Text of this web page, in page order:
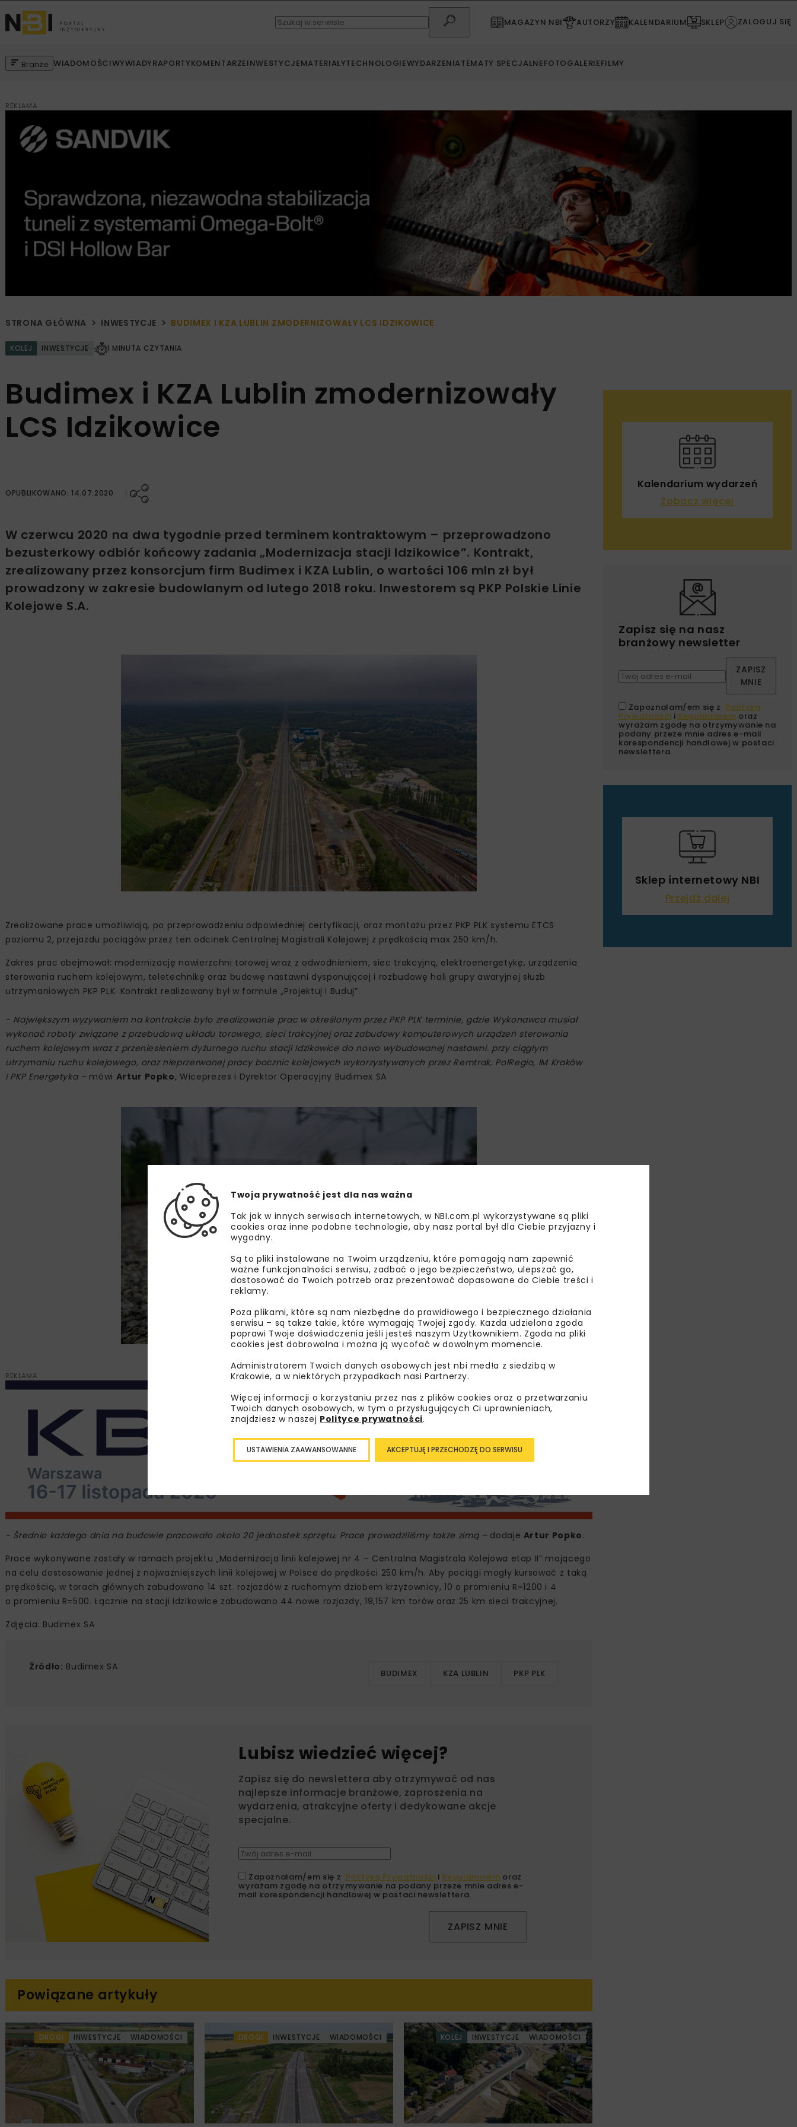
MAGAZYN NBI AUTORZY KALENDARIUM SKLEP ZALOGUJ SIĘ
Branże WIADOMOŚCIWYWIADYRAPORTYKOMENTARZEINWESTYCJEMATERIAŁYTECHNOLOGIEWYDARZENIATEMATY SPECJALNEFOTOGALERIEFILMY
REKLAMA
STRONA GŁÓWNA INWESTYCJE BUDIMEX I KZA LUBLIN ZMODERNIZOWAŁY LCS IDZIKOWICE
KOLEJ INWESTYCJE 1 MINUTA CZYTANIA
Budimex i KZA Lublin zmodernizowały
LCS Idzikowice
OPUBLIKOWANO: 14.07.2020
W czerwcu 2020 na dwa tygodnie przed terminem kontraktowym – przeprowadzono
bezusterkowy odbiór końcowy zadania „Modernizacja stacji Idzikowice”. Kontrakt,
zrealizowany przez konsorcjum firm Budimex i KZA Lublin, o wartości 106 mln zł był
prowadzony w zakresie budowlanym od lutego 2018 roku. Inwestorem są PKP Polskie Linie
Kolejowe S.A.
Zrealizowane prace umożliwiają, po przeprowadzeniu odpowiedniej certyfikacji, oraz montażu przez PKP PLK systemu ETCS
poziomu 2, przejazdu pociągów przez ten odcinek Centralnej Magistrali Kolejowej z prędkością max 250 km/h.
Zakres prac obejmował: modernizację nawierzchni torowej wraz z odwodnieniem, siec trakcyjną, elektroenergetykę, urządzenia
sterowania ruchem kolejowym, teletechnikę oraz budowę nastawni dysponującej i rozbudowę hali grupy awaryjnej służb
utrzymaniowych PKP PLK. Kontrakt realizowany był w formule „Projektuj i Buduj”.
- Największym wyzywaniem na kontrakcie było zrealizowanie prac w określonym przez PKP PLK terminie, gdzie Wykonawca musiał
wykonać roboty związane z przebudową układu torowego, sieci trakcyjnej oraz zabudowy komputerowych urządzeń sterowania
ruchem kolejowym wraz z przeniesieniem dyżurnego ruchu stacji Idzikowice do nowo wybudowanej nastawni. przy ciągłym
utrzymaniu ruchu kolejowego, oraz nieprzerwanej pracy bocznic kolejowych wykorzystywanych przez Remtrak, PolRegio, IM Kraków
i PKP Energetyka –mówi Artur Popko, Wiceprezes i Dyrektor Operacyjny Budimex SA
REKLAMA
- Średnio każdego dnia na budowie pracowało około 20 jednostek sprzętu. Prace prowadziliśmy także zimą – dodaje Artur Popko.
Prace wykonywane zostały w ramach projektu „Modernizacja linii kolejowej nr 4 – Centralna Magistrala Kolejowa etap II” mającego
na celu dostosowanie jednej z najważniejszych linii kolejowej w Polsce do prędkości 250 km/h. Aby pociągi mogły kursować z taką
prędkością, w torach głównych zabudowano 14 szt. rozjazdów z ruchomym dziobem krzyżownicy, 10 o promieniu R=1200 i 4
o promieniu R=500. Łącznie na stacji Idzikowice zabudowano 44 nowe rozjazdy, 19,157 km torów oraz 25 km sieci trakcyjnej.
Zdjęcia: Budimex SA
Źródło: Budimex SA
BUDIMEX KZA LUBLIN PKP PLK
Lubisz wiedzieć więcej?
Zapisz się do newslettera aby otrzymywać od nas
najlepsze informacje branżowe, zaproszenia na
wydarzenia, atrakcyjne oferty i dedykowane akcje
specjalne.
Zapoznałam/em się z Polityką Prywatności i Regulaminem oraz
wyrażam zgodę na otrzymywanie na podany przeze mnie adres e-
mail korespondencji handlowej w postaci newslettera.
ZAPISZ MNIE
Powiązane artykuły
DROGI INWESTYCJE WIADOMOŚCI DROGI INWESTYCJE WIADOMOŚCI KOLEJ INWESTYCJE WIADOMOŚCI
Kalendarium wydarzeń
Zobacz więcej
Zapisz się na nasz
branżowy newsletter
ZAPISZ
MNIE
Zapoznałam/em się z Polityką
Prywatności i Regulaminem oraz
wyrażam zgodę na otrzymywanie na
podany przeze mnie adres e-mail
korespondencji handlowej w postaci
newslettera.
Sklep internetowy NBI
Przejdź dalej
Twoja prywatność jest dla nas ważna
Tak jak w innych serwisach internetowych, w NBI.com.pl wykorzystywane są pliki
cookies oraz inne podobne technologie, aby nasz portal był dla Ciebie przyjazny i
wygodny.
Są to pliki instalowane na Twoim urządzeniu, które pomagają nam zapewnić
ważne funkcjonalności serwisu, zadbać o jego bezpieczeństwo, ulepszać go,
dostosować do Twoich potrzeb oraz prezentować dopasowane do Ciebie treści i
reklamy.
Poza plikami, które są nam niezbędne do prawidłowego i bezpiecznego działania
serwisu – są także takie, które wymagają Twojej zgody. Każda udzielona zgoda
poprawi Twoje doświadczenia jeśli jesteś naszym Użytkownikiem. Zgoda na pliki
cookies jest dobrowolna i można ją wycofać w dowolnym momencie.
Administratorem Twoich danych osobowych jest nbi med!a z siedzibą w
Krakowie, a w niektórych przypadkach nasi Partnerzy.
Więcej informacji o korzystaniu przez nas z plików cookies oraz o przetwarzaniu
Twoich danych osobowych, w tym o przysługujących Ci uprawnieniach,
znajdziesz w naszej Polityce prywatności.
AKCEPTUJĘ I PRZECHODZĘ DO SERWISU
USTAWIENIA ZAAWANSOWANNE